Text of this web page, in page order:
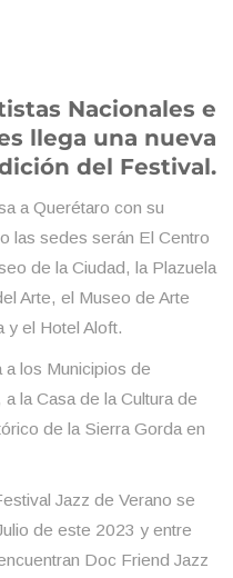
Nacionales e
llega una nueva
del Festival.
a Querétaro con su
las sedes serán El Centro
de la Ciudad, la Plazuela
Arte, el Museo de Arte
y el Hotel Aloft.
los Municipios de
la Casa de la Cultura de
de la Sierra Gorda en
Jazz de Verano se
de este 2023 y entre
Doc Friend Jazz